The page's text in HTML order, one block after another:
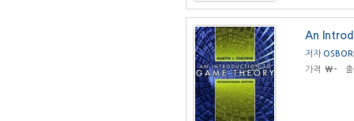
An
저자
가격 ₩-